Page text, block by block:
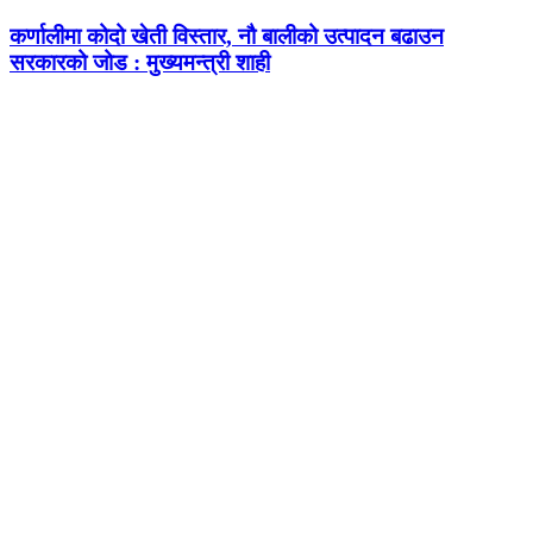
कर्णालीमा कोदो खेती विस्तार, नौ बालीको उत्पादन बढाउन
सरकारको जोड : मुख्यमन्त्री शाही